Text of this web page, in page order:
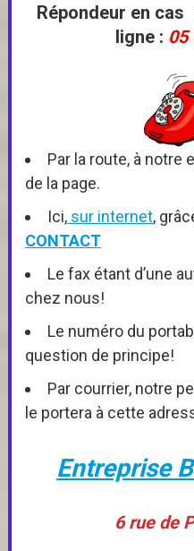
Répondeur en cas
ligne : 05
Par la route, à notre
de la page.
Ici,sur internet,
CONTACT
Le fax étant d’une
chez nous!
Le numéro du
question de principe!
Par courrier, notre
le portera à cette
Entreprise
6 rue de